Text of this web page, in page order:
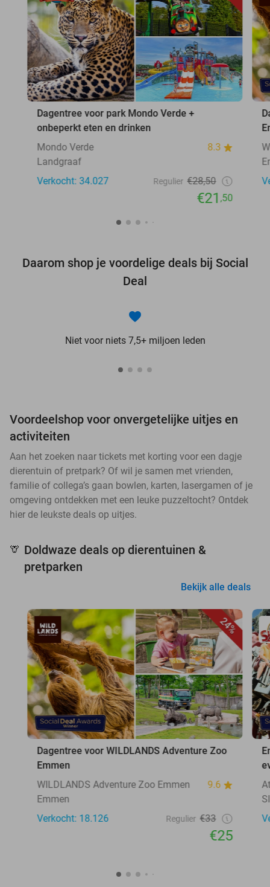
Dagentree voor park Mondo Verde +
onbeperkt eten en drinken
Mondo Verde
8.3
Landgraaf
Verkocht: 34.027
Regulier €28,50
€21,50
Daarom shop je voordelige deals bij Social
Deal
Niet voor niets 7,5+ miljoen leden
Voordeelshop voor onvergetelijke uitjes en
activiteiten
Aan het zoeken naar tickets met korting voor een dagje
dierentuin of pretpark? Of wil je samen met vrienden,
familie of collega’s gaan bowlen, karten, lasergamen of je
omgeving ontdekken met een leuke puzzeltocht? Ontdek
hier de leukste deals op uitjes.
🦒 Doldwaze deals op dierentuinen &
pretparken
Bekijk alle deals
24%
Dagentree voor WILDLANDS Adventure Zoo
Emmen
WILDLANDS Adventure Zoo Emmen
9.6
Emmen
Verkocht: 18.126
Regulier €33
€25